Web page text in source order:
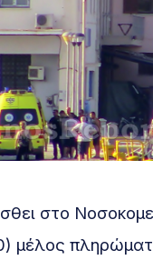
στο
μέλος